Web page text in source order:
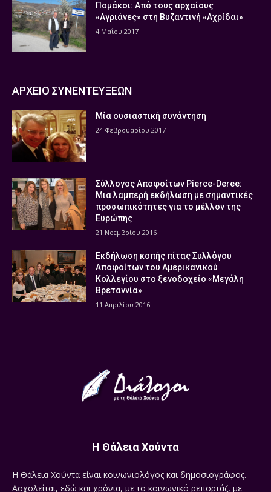
Πομάκοι: Από τους αρχαίους
«Αγριάνες» στη Βυζαντινή «Αχρίδαι»
4 Μαΐου 2017
ΑΡΧΕΙΟ ΣΥΝΕΝΤΕΥΞΕΩΝ
Μία ουσιαστική συνάντηση
24 Φεβρουαρίου 2017
Σύλλογος Αποφοίτων Pierce-Deree:
Μια λαμπερή εκδήλωση με σημαντικές
προσωπικότητες για το μέλλον της
Ευρώπης
21 Νοεμβρίου 2016
Εκδήλωση κοπής πίτας Συλλόγου
Αποφοίτων του Αμερικανικού
Κολλεγίου στο ξενοδοχείο «Μεγάλη
Βρεταννία»
11 Απριλίου 2016
Η Θάλεια Χούντα
Η Θάλεια Χούντα είναι κοινωνιολόγος και δημοσιογράφος.
Ασχολείται, εδώ και χρόνια, με το κοινωνικό ρεπορτάζ, με